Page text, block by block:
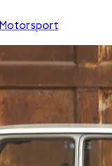
Motorsport